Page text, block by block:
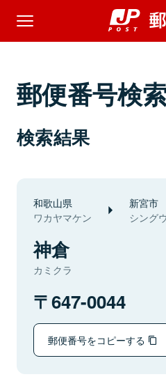
郵便番号検
検索結果
和歌山県
ワカヤマケン
新宮市
シング
神倉
カミクラ
647-0044
郵便番号をコピーする